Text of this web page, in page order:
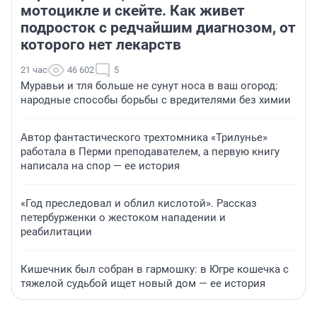
мотоцикле и скейте. Как живет
подросток с редчайшим диагнозом, от
которого нет лекарств
21 час 46 602 5
Муравьи и тля больше не сунут носа в ваш огород:
народные способы борьбы с вредителями без химии
Автор фантастического трехтомника «Трилунье»
работала в Перми преподавателем, а первую книгу
написала на спор — ее история
«Год преследовал и облил кислотой». Рассказ
петербурженки о жестоком нападении и
реабилитации
Кишечник был собран в гармошку: в Югре кошечка с
тяжелой судьбой ищет новый дом — ее история